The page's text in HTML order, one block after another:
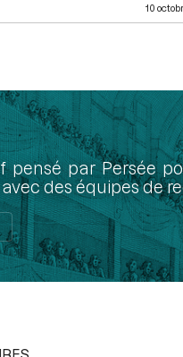
10
pensé par Persée
des équipes de